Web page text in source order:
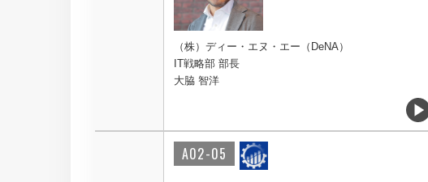
（株）ディー・エヌ・エー（DeNA）
IT戦略部 部長
大脇 智洋
A02-05